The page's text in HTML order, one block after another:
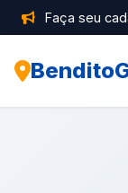
Faça seu